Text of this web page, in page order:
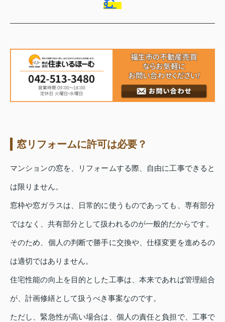
む
窓リフォームに許可は必要？
マンションの窓を、リフォームする際、自由に工事できると
は限りません。
窓枠や窓ガラスは、日常的に使うものであっても、専有部分
ではなく、共有部分として扱われるのが一般的だからです。
そのため、個人の判断で勝手に交換や、仕様変更を進めるの
は適切ではありません。
住宅性能の向上を目的とした工事は、本来であれば管理組合
が、計画修繕として扱うべき事案なのです。
ただし、緊急性が高い場合は、個人の責任と負担で、工事で